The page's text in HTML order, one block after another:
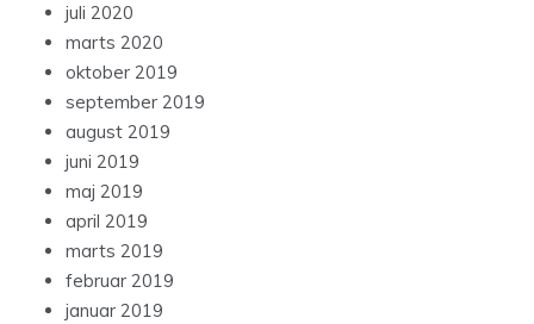
juli 2020
marts 2020
oktober 2019
september 2019
august 2019
juni 2019
maj 2019
april 2019
marts 2019
februar 2019
januar 2019